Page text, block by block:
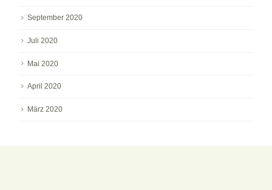
September 2020
Juli 2020
Mai 2020
April 2020
März 2020